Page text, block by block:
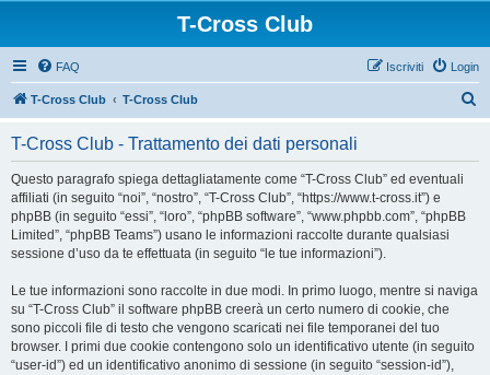
T-Cross Club
FAQ Login
Iscriviti
T-Cross Club T-Cross Club
T-Cross Club - Trattamento dei dati personali
Questo paragrafo spiega dettagliatamente come “T-Cross Club” ed eventuali
affiliati (in seguito “noi”, “nostro”, “T-Cross Club”, “https://www.t-cross.it”) e
phpBB (in seguito “essi”, “loro”, “phpBB software”, “www.phpbb.com”, “phpBB
Limited”, “phpBB Teams”) usano le informazioni raccolte durante qualsiasi
sessione d’uso da te effettuata (in seguito “le tue informazioni”).
Le tue informazioni sono raccolte in due modi. In primo luogo, mentre si naviga
su “T-Cross Club” il software phpBB creerà un certo numero di cookie, che
sono piccoli file di testo che vengono scaricati nei file temporanei del tuo
browser. I primi due cookie contengono solo un identificativo utente (in seguito
“user-id”) ed un identificativo anonimo di sessione (in seguito “session-id”),